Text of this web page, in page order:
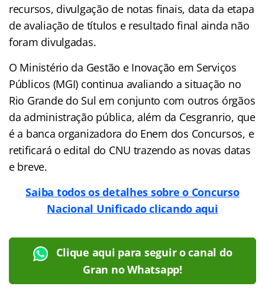
recursos, divulgação de notas finais, data da etapa
de avaliação de títulos e resultado final ainda não
foram divulgadas.
O Ministério da Gestão e Inovação em Serviços
Públicos (MGI) continua avaliando a situação no
Rio Grande do Sul em conjunto com outros órgãos
da administração pública, além da Cesgranrio, que
é a banca organizadora do Enem dos Concursos, e
retificará o edital do CNU trazendo as novas datas
e breve.
Saiba todos os detalhes sobre o Concurso
Nacional Unificado clicando aqui
Clique aqui para seguir o canal do
Gran no Whatsapp!